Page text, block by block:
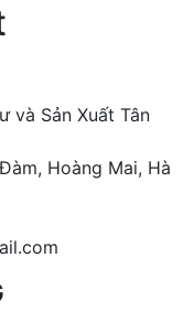
và Sản Xuất Tân
Hoàng Mai, Hà